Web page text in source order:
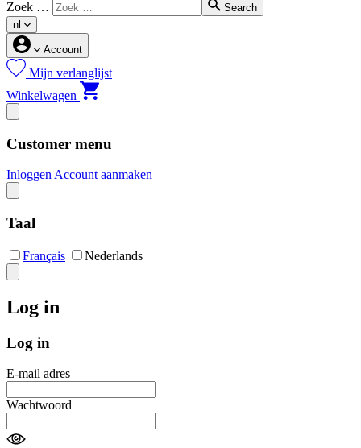
Zoek …
Search
nl
Account
Mijn verlanglijst
Winkelwagen
Customer menu
InloggenAccount aanmaken
Taal
Français Nederlands
Log in
Log in
E-mail adres
Wachtwoord